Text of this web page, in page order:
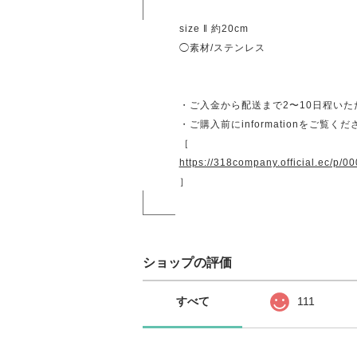
size ‖ 約20cm
◯素材/ステンレス
・ご入金から配送まで2〜10日程いた
・ご購入前にinformationをご覧くだ
［
https://318company.official.ec/p/
］
ショップの評価
すべて 111